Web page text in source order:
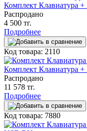
Комплект Клавиатура
Распродано
4 500 тг.
Подробнее
Код товара: 2110
Комплект Клавиатура
Распродано
11 578 тг.
Подробнее
Код товара: 7880